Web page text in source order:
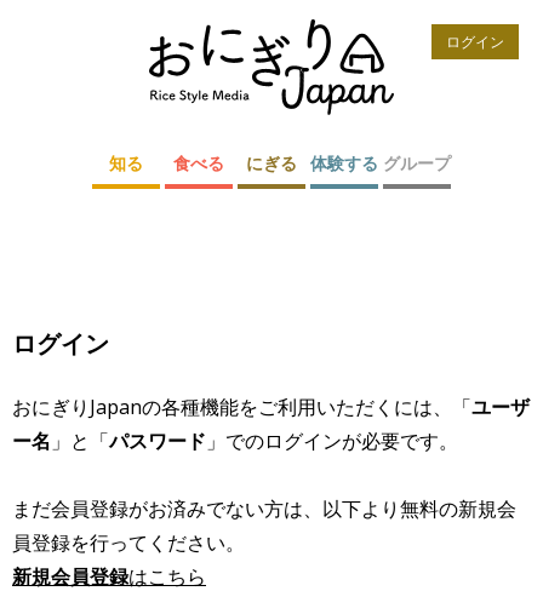
ログイン
知る 食べる にぎる 体験する グループ
ログイン
おにぎりJapanの各種機能をご利用いただくには、「ユーザ
ー名 」と「パスワード 」でのログインが必要です。
まだ会員登録がお済みでない方は、以下より無料の新規会
員登録を行ってください。
新規会員登録はこちら